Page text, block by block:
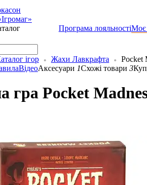
Програма лояльностіМоє
ігор Жахи Лавкрафта
Pocket
ВідеоАксесуари 1Схожі товари 3
гра Pocket